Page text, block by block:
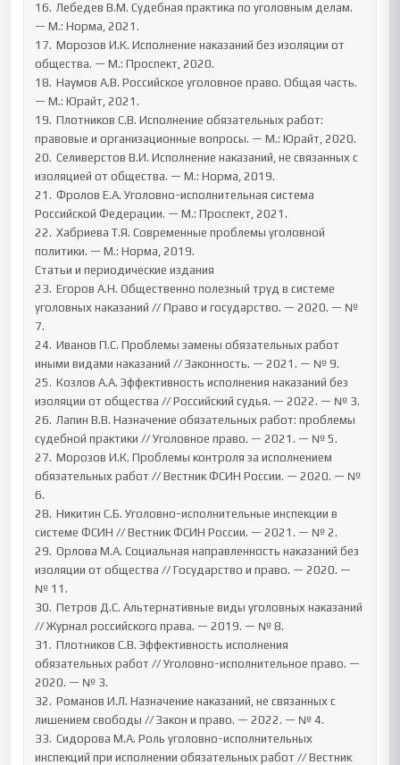
16.	Лебедев В.М. Судебная практика по уголовным делам.
— М.: Норма, 2021.
17.	Морозов И.К. Исполнение наказаний без изоляции от
общества. — М.: Проспект, 2020.
18.	Наумов А.В. Российское уголовное право. Общая часть.
— М.: Юрайт, 2021.
19.	Плотников С.В. Исполнение обязательных работ:
правовые и организационные вопросы. — М.: Юрайт, 2020.
20.	Селиверстов В.И. Исполнение наказаний, не связанных с
изоляцией от общества. — М.: Норма, 2019.
21.	Фролов Е.А. Уголовно-исполнительная система
Российской Федерации. — М.: Проспект, 2021.
22.	Хабриева Т.Я. Современные проблемы уголовной
политики. — М.: Норма, 2019.
Статьи и периодические издания
23.	Егоров А.Н. Общественно полезный труд в системе
уголовных наказаний // Право и государство. — 2020. — №
7.
24.	Иванов П.С. Проблемы замены обязательных работ
иными видами наказаний // Законность. — 2021. — № 9.
25.	Козлов А.А. Эффективность исполнения наказаний без
изоляции от общества // Российский судья. — 2022. — № 3.
26.	Лапин В.В. Назначение обязательных работ: проблемы
судебной практики // Уголовное право. — 2021. — № 5.
27.	Морозов И.К. Проблемы контроля за исполнением
обязательных работ // Вестник ФСИН России. — 2020. — №
6.
28.	Никитин С.Б. Уголовно-исполнительные инспекции в
системе ФСИН // Вестник ФСИН России. — 2021. — № 2.
29.	Орлова М.А. Социальная направленность наказаний без
изоляции от общества // Государство и право. — 2020. —
№ 11.
30.	Петров Д.С. Альтернативные виды уголовных наказаний
// Журнал российского права. — 2019. — № 8.
31.	Плотников С.В. Эффективность исполнения
обязательных работ // Уголовно-исполнительное право. —
2020. — № 3.
32.	Романов И.Л. Назначение наказаний, не связанных с
лишением свободы // Закон и право. — 2022. — № 4.
33.	Сидорова М.А. Роль уголовно-исполнительных
инспекций при исполнении обязательных работ // Вестник